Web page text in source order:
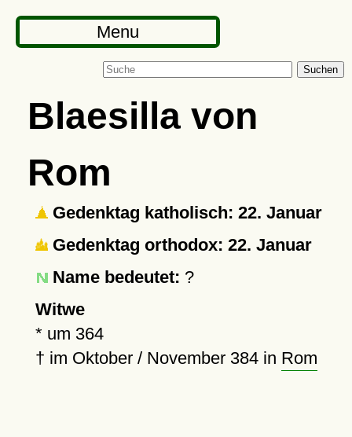
Menu
Suchen
Blaesilla von
Rom
Gedenktag katholisch: 22. Januar
Gedenktag orthodox: 22. Januar
Name bedeutet: ?
Witwe
* um 364
† im Oktober / November 384 in Rom